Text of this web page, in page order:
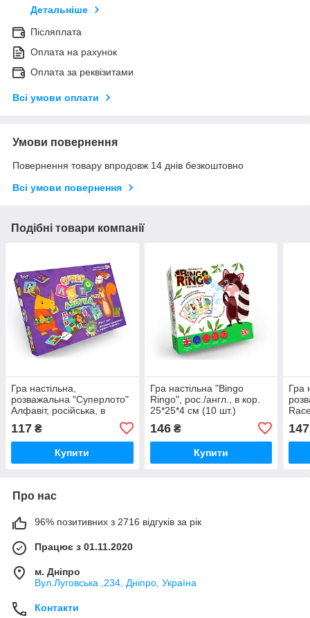
Детальніше
Післяплата
Оплата на рахунок
Оплата за реквізитами
Всі умови оплати
Умови повернення
Повернення товару впродовж 14 днів безкоштовно
Всі умови повернення
Подібні товари компанії
Гра настільна,
розважальна "Суперлото"
Алфавіт, російська, в
117 ₴
Купити
Гра настільна "Bingo
Ringo", рос./англ., в кор.
25*25*4 см (10 шт.)
146₴
Купити
Гра
147
Про нас
96% позитивних з 2716 відгуків за рік
Працює з 01.11.2020
м. Дніпро
Вул.Луговська ,234, Дніпро, Україна
Контакти